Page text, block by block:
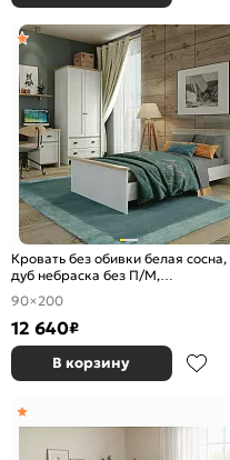
Кровать без обивки белая сосна,
дуб небраска без П/М,
ортопедическое основание
90×200
12 640₽
В корзину